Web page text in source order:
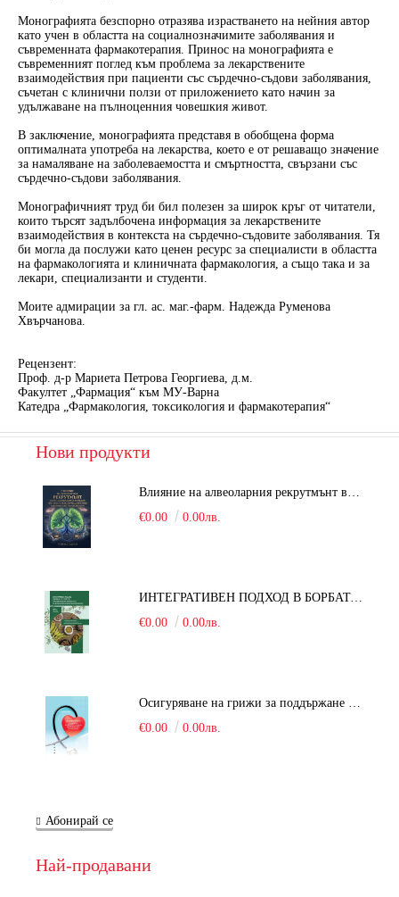
Монографията безспорно отразява израстването на нейния автор
като учен в областта на социалнозначимите заболявания и
съвременната фармакотерапия. Принос на монографията е
съвременният поглед към проблема за лекарствените
взаимодействия при пациенти със сърдечно-съдови заболявания,
съчетан с клинични ползи от приложението като начин за
удължаване на пълноценния човешкия живот.
В заключение, монографията представя в обобщена форма
оптималната употреба на лекарства, което е от решаващо значение
за намаляване на заболеваемостта и смъртността, свързани със
сърдечно-съдови заболявания.
Монографичният труд би бил полезен за широк кръг от читатели,
които търсят задълбочена информация за лекарствените
взаимодействия в контекста на сърдечно-съдовите заболявания. Тя
би могла да послужи като ценен ресурс за специалисти в областта
на фармакологията и клиничната фармакология, а също така и за
лекари, специализанти и студенти.
Моите адмирации за гл. ас. маг.-фарм. Надежда Руменова
Хвърчанова.
Рецензент:
Проф. д-р Мариета Петрова Георгиева, д.м.
Факултет „Фармация“ към МУ-Варна
Катедра „Фармакология, токсикология и фармакотерапия“
Нови продукти
Влияние на алвеоларния рекрутмънт върху белодробната функция при робот-асистирана хирургия в положение Тренделенбург
€0.00
0.00лв.
ИНТЕГРАТИВЕН ПОДХОД В БОРБАТА С COVID-19: От патогенезата на Sars-Cov-2 до фитомедицината и етноботаниката. Антивирусна активност и терапевтичен потенциал на българските лечебни растения
€0.00
0.00лв.
Осигуряване на грижи за поддържане на здравното състояние на уязвимите групи от населени
€0.00
0.00лв.
Абонирай се
Най-продавани